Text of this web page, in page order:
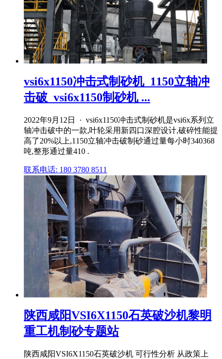
vsi6x1150冲击式制砂机_1150立轴冲
击破_vsi6x1150制砂机 ...
2022年9月12日 · vsi6x1150冲击式制砂机是vsi6x系列立
轴冲击破中的一款,叶轮采用新四口深腔设计,破碎性能提
高了20%以上,1150立轴冲击破制砂通过量每小时340368
吨,整形通过量410 .
联系电话: 180 3780 8511
陕西咸阳VSI6X1150石英破沙机黎明
重工机制砂专题站
陕西咸阳VSI6X1150石英破沙机 可行性分析 从政策上